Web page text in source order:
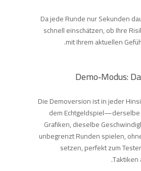
Da jede Runde nur Sekunden
schnell einschätzen, ob Ihre
mit Ihrem aktuellen
Demo‑Modus:
Die Demoversion ist in jeder
dem Echtgeldspiel—derselbe
Grafiken, dieselbe
unbegrenzt Runden spielen,
setzen, perfekt zum
Taktiken